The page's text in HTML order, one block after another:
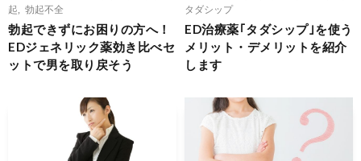
起
勃起不全
勃起できずにお困りの方へ！
EDジェネリック薬効き比べセ
ットで男を取り戻そう
タダシップ
ED治療薬｢タダシップ｣を使う
メリット・デメリットを紹介
します